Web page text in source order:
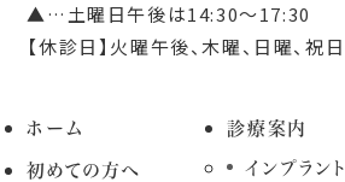
▲…土曜日午後は14:30～17:30
【休診日】火曜午後、木曜、日曜、祝日
ホーム
初めての方へ
診療案内
インプラント